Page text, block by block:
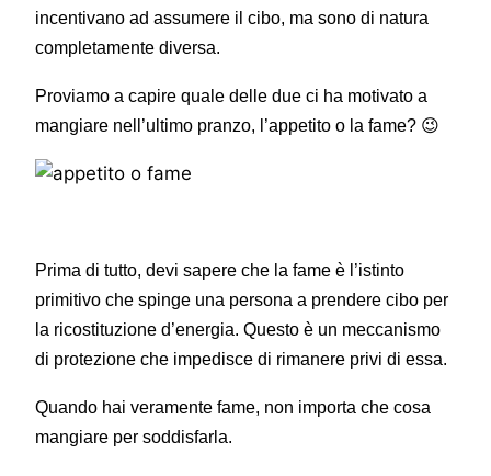
incentivano ad assumere il cibo, ma sono di natura
completamente diversa.
Proviamo a capire quale delle due ci ha motivato a
mangiare nell’ultimo pranzo, l’appetito o la fame? 😉
Prima di tutto, devi sapere che la fame è l’istinto
primitivo che spinge una persona a prendere cibo per
la ricostituzione d’energia. Questo è un meccanismo
di protezione che impedisce di rimanere privi di essa.
Quando hai veramente fame, non importa che cosa
mangiare per soddisfarla.